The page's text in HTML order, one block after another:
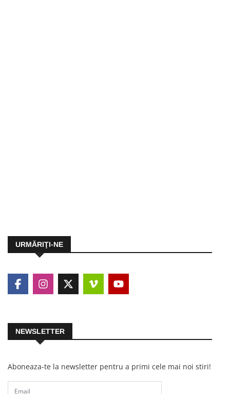
URMĂRIŢI-NE
NEWSLETTER
Aboneaza-te la newsletter pentru a primi cele mai noi stiri!